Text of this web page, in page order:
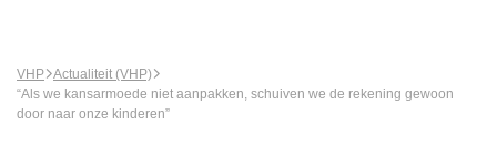
VHP Actualiteit (VHP)
“Als we kansarmoede niet aanpakken, schuiven we de rekening gewoon
door naar onze kinderen”